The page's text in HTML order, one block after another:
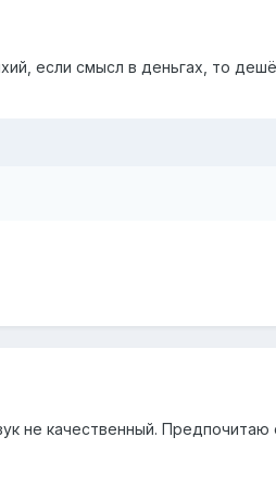
если смысл в деньгах, то
не качественный. Предпочитаю